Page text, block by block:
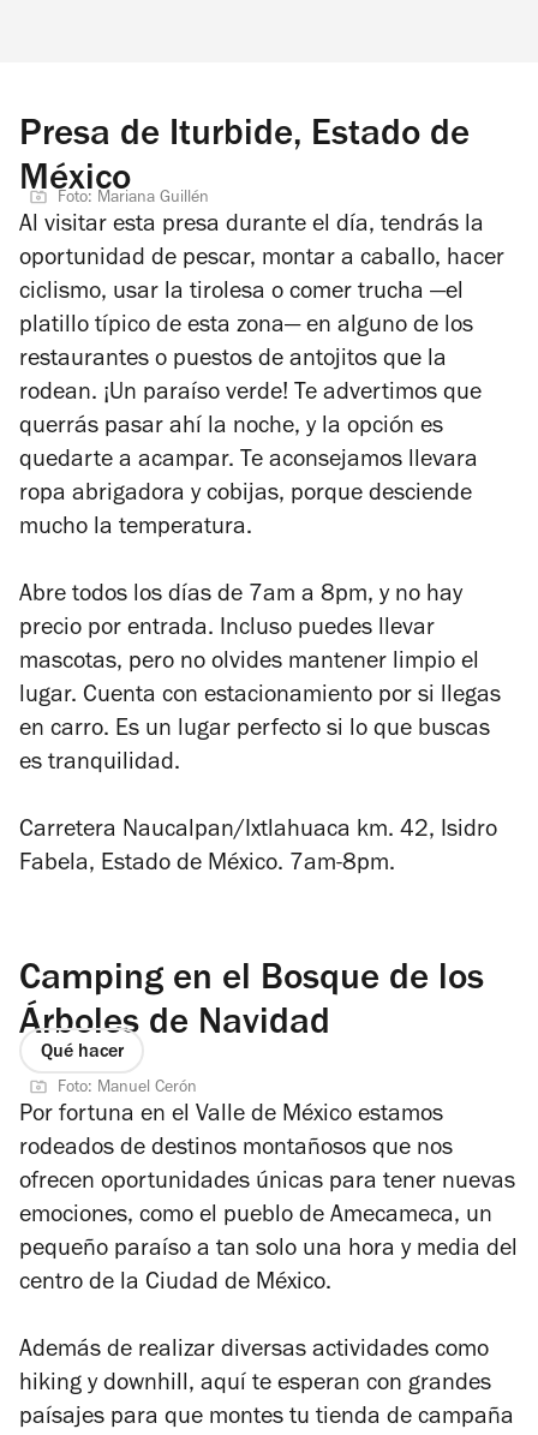
Presa de Iturbide, Estado de
México
Foto: Mariana Guillén
Al visitar esta presa durante el día, tendrás la
oportunidad de pescar, montar a caballo, hacer
ciclismo, usar la tirolesa o comer trucha —el
platillo típico de esta zona— en alguno de los
restaurantes o puestos de antojitos que la
rodean. ¡Un paraíso verde! Te advertimos que
querrás pasar ahí la noche, y la opción es
quedarte a acampar. Te aconsejamos llevara
ropa abrigadora y cobijas, porque desciende
mucho la temperatura.
Abre todos los días de 7am a 8pm, y no hay
precio por entrada. Incluso puedes llevar
mascotas, pero no olvides mantener limpio el
lugar. Cuenta con estacionamiento por si llegas
en carro. Es un lugar perfecto si lo que buscas
es tranquilidad.
Carretera Naucalpan/Ixtlahuaca km. 42, Isidro
Fabela, Estado de México. 7am-8pm.
Camping en el Bosque de los
Árboles de Navidad
Qué hacer
Foto: Manuel Cerón
Por fortuna en el Valle de México estamos
rodeados de destinos montañosos que nos
ofrecen oportunidades únicas para tener nuevas
emociones, como el pueblo de Amecameca, un
pequeño paraíso a tan solo una hora y media del
centro de la Ciudad de México.
Además de realizar diversas actividades como
hiking y downhill, aquí te esperan con grandes
paísajes para que montes tu tienda de campaña